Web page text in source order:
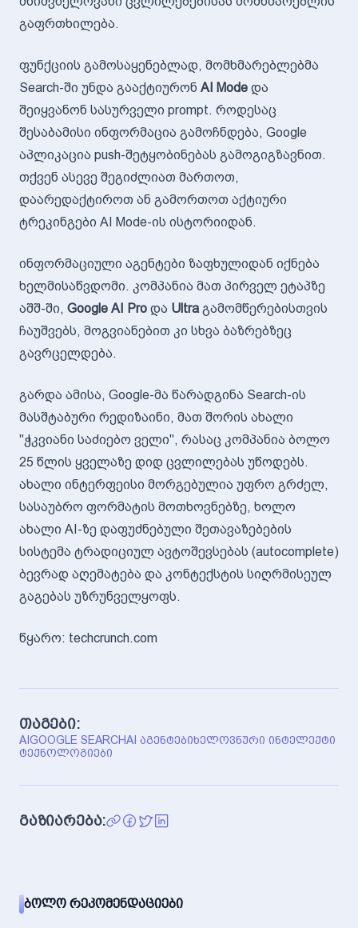
გაფრთხილება.
ფუნქციის გამოსაყენებლად, მომხმარებლებმა
Search-ში უნდა გააქტიურონ AI Mode და
შეიყვანონ სასურველი prompt. როდესაც
შესაბამისი ინფორმაცია გამოჩნდება, Google
აპლიკაცია push-შეტყობინებას გამოგიგზავნით.
თქვენ ასევე შეგიძლიათ მართოთ,
დაარედაქტიროთ ან გამორთოთ აქტიური
ტრეკინგები AI Mode-ის ისტორიიდან.
ინფორმაციული აგენტები ზაფხულიდან იქნება
ხელმისაწვდომი. კომპანია მათ პირველ ეტაპზე
აშშ-ში, Google AI Pro და Ultraგამომწერებისთვის
ჩაუშვებს, მოგვიანებით კი სხვა ბაზრებზეც
გავრცელდება.
გარდა ამისა, Google-მა წარადგინა Search-ის
მასშტაბური რედიზაინი, მათ შორის ახალი
"ჭკვიანი საძიებო ველი", რასაც კომპანია ბოლო
25 წლის ყველაზე დიდ ცვლილებას უწოდებს.
ახალი ინტერფეისი მორგებულია უფრო გრძელ,
სასაუბრო ფორმატის მოთხოვნებზე, ხოლო
ახალი AI-ზე დაფუძნებული შეთავაზებების
სისტემა ტრადიციულ ავტოშევსებას (autocomplete)
ბევრად აღემატება და კონტექსტის სიღრმისეულ
გაგებას უზრუნველყოფს.
წყარო: techcrunch.com
თაგები:
AI GOOGLE SEARCHAI ᲐᲒᲔᲜᲢᲔᲑᲘᲮᲔᲚᲝᲕᲜᲣᲠᲘ ᲘᲜᲢᲔᲚᲔᲥᲢᲘ
ᲢᲔᲥᲜᲝᲚᲝᲒᲘᲔᲑᲘ
გაზიარება:
ᲑᲝᲚᲝ ᲠᲔᲙᲝᲛᲔᲜᲓᲐᲪᲘᲔᲑᲘ